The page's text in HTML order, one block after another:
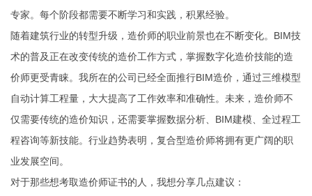
专家。每个阶段都需要不断学习和实践，积累经验。
随着建筑行业的转型升级，造价师的职业前景也在不断变化。BIM技
术的普及正在改变传统的造价工作方式，掌握数字化造价技能的造
价师更受青睐。我所在的公司已经全面推行BIM造价，通过三维模型
自动计算工程量，大大提高了工作效率和准确性。未来，造价师不
仅需要传统的造价知识，还需要掌握数据分析、BIM建模、全过程工
程咨询等新技能。行业趋势表明，复合型造价师将拥有更广阔的职
业发展空间。
对于那些想考取造价师证书的人，我想分享几点建议：